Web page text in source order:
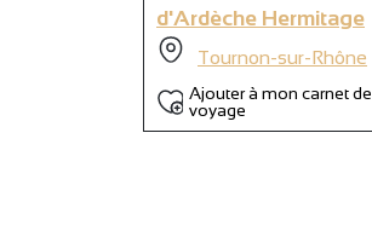
d'Ardèche Hermitage
Tournon-sur-Rhône
Ajouter à mon carnet de
voyage